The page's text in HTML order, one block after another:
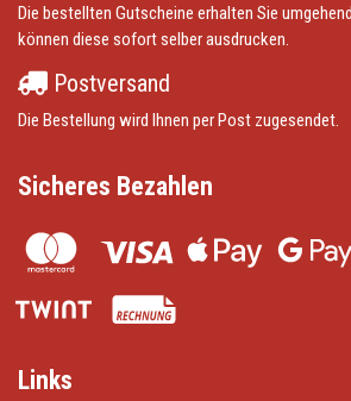
Die bestellten Gutscheine erhalten Sie
können diese sofort selber ausdrucken.
Postversand
Die Bestellung wird Ihnen per Post zugesendet.
Sicheres Bezahlen
Links